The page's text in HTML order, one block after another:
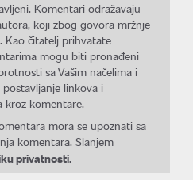
Komentari odražavaju
koji zbog govora mržnje
Kao čitatelj prihvatate
mogu biti pronađeni
sa Vašim načelima i
linkova i
kroz komentare.
mora se upoznati sa
komentara. Slanjem
privatnosti.